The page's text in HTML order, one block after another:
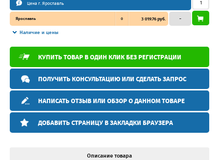
Цена г. Ярославль
Ярославль 0 3 019.76 руб.
Наличие и цены
–
КУПИТЬ ТОВАР В ОДИН КЛИК БЕЗ РЕГИСТРАЦИИ
ПОЛУЧИТЬ КОНСУЛЬТАЦИЮ ИЛИ СДЕЛАТЬ ЗАПРОС
НАПИСАТЬ ОТЗЫВ ИЛИ ОБЗОР О ДАННОМ ТОВАРЕ
ДОБАВИТЬ СТРАНИЦУ В ЗАКЛАДКИ БРАУЗЕРА
Описание товара